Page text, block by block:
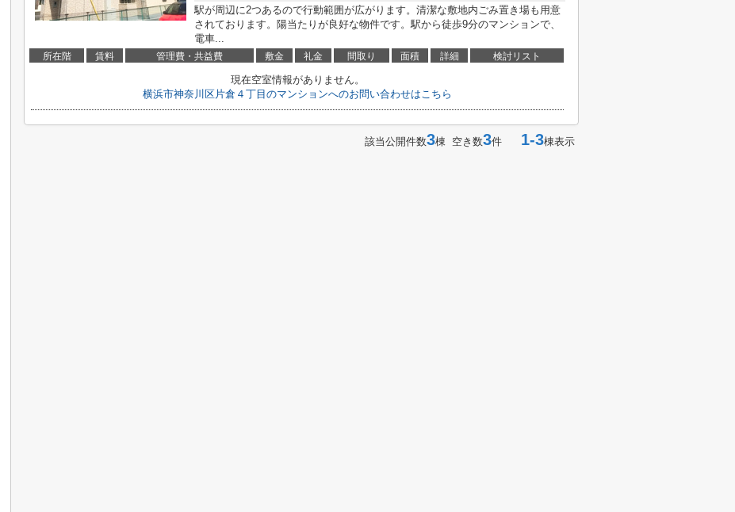
駅が周辺に2つあるので行動範囲が広がります。清潔な敷地内ごみ置き場も用意
されております。陽当たりが良好な物件です。駅から徒歩9分のマンションで、
電車...
所在階 賃料 管理費・共益費 敷金 礼金 間取り 面積 詳細 検討リスト
現在空室情報がありません。
横浜市神奈川区片倉４丁目のマンションへのお問い合わせはこちら
該当公開件数3棟 空き数3件 1-3棟表示